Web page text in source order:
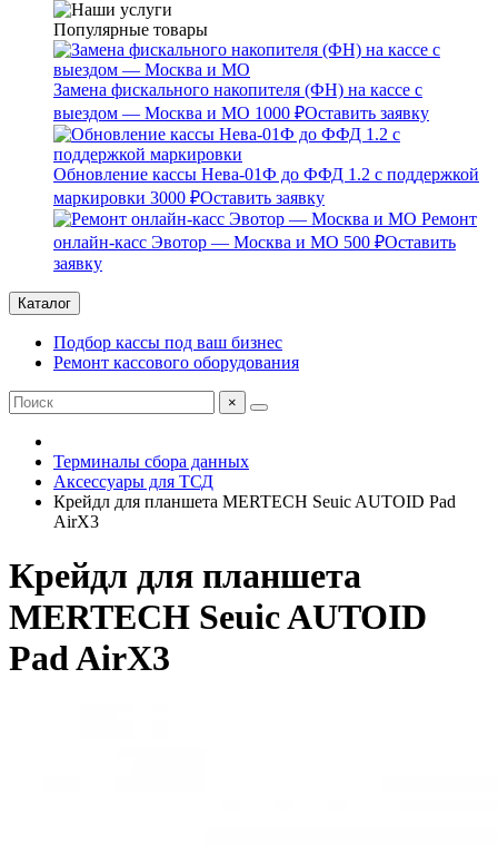
Популярные товары
Замена фискального накопителя (ФН) на кассе с
выездом — Москва и МО 1000 ₽Оставить заявку
Обновление кассы Нева-01Ф до ФФД 1.2 с поддержкой
маркировки 3000 ₽Оставить заявку
Ремонт
онлайн-касс Эвотор — Москва и МО 500 ₽Оставить
заявку
Каталог
Подбор кассы под ваш бизнес
Ремонт кассового оборудования
×
Терминалы сбора данных
Аксессуары для ТСД
Крейдл для планшета MERTECH Seuic AUTOID Pad
AirX3
Крейдл для планшета
MERTECH Seuic AUTOID
Pad AirX3